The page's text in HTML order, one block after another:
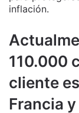
inflación.
110.000
cliente
Francia